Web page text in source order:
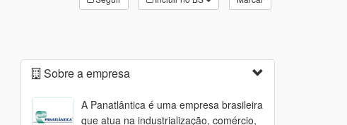
Sobre a empresa
A Panatlântica é uma empresa brasileira
que atua na industrialização, comércio,